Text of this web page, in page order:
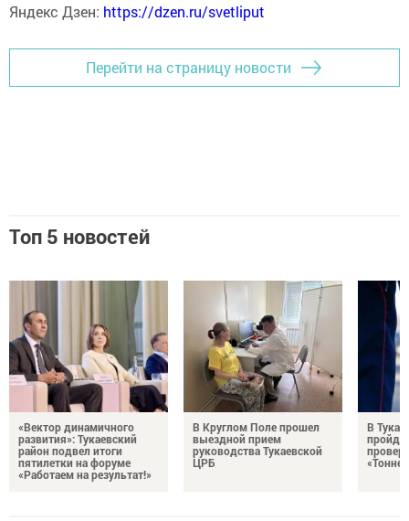
Яндекс Дзен: https://dzen.ru/svetliput
Перейти на страницу новости
Топ 5 новостей
«Вектор динамичного
развития»: Тукаевский
район подвел итоги
пятилетки на форуме
«Работаем на результат!»
В Круглом Поле прошел
выездной прием
руководства Тукаевской
ЦРБ
В